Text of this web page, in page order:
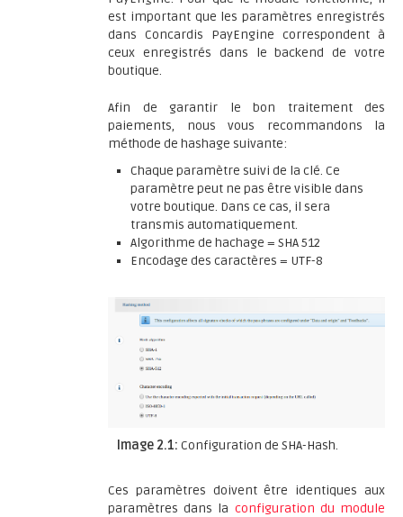
est important que les paramètres enregistrés
dans Concardis PayEngine correspondent à
ceux enregistrés dans le backend de votre
boutique.
Afin de garantir le bon traitement des
paiements, nous vous recommandons la
méthode de hashage suivante:
Chaque paramètre suivi de la clé. Ce
paramètre peut ne pas être visible dans
votre boutique. Dans ce cas, il sera
transmis automatiquement.
Algorithme de hachage = SHA 512
Encodage des caractères = UTF-8
Image 2.1: Configuration de SHA-Hash.
Ces paramètres doivent être identiques aux
paramètres dans la configuration du module